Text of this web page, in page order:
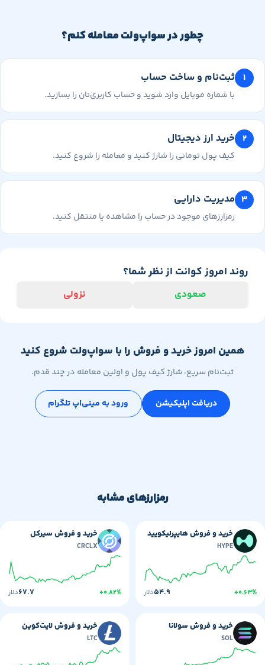
چطور در سواپ‌ولت معامله کنم؟
ثبت‌نام و ساخت حساب
با شماره موبایل وارد شوید و حساب کاربری‌تان را بسازید.
خرید ارز دیجیتال
کیف پول تومانی را شارژ کنید و معامله را شروع کنید.
مدیریت دارایی
رمزارزهای موجود در حساب را مشاهده یا منتقل کنید.
امروز کوانت از نظر شما؟
صعودی نزولی
همین امروز خرید و فروش را با سواپ‌ولت شروع کنید
ثبت‌نام سریع، شارژ کیف پول و اولین معامله در چند قدم.
دریافت اپلیکیشن ورود به مینی‌اپ تلگرام
رمزارزهای مشابه
خرید و فروش هایپرلیکویید
HYPE
دلار
خرید و فروش سیرکل
CRCLX
+۰.۸۲% دلار
خرید و فروش سولانا
SOL
خرید و فروش لایت‌کوین
LTC